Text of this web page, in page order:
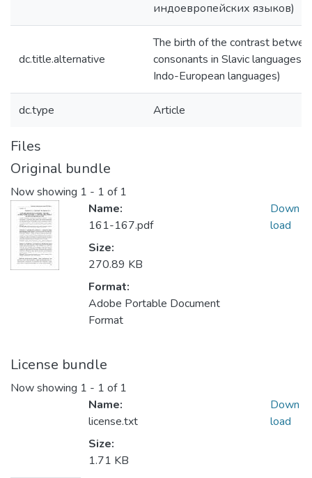
индоевропейских языков)
dc.title.alternative
The birth of the contrast
consonants in Slavic languages
Indo-European languages)
dc.type Article
Files
Original bundle
Now showing 1 - 1 of 1
Name:
161-167.pdf
Size:
270.89 KB
Format:
Adobe Portable Document
Format
Down
load
License bundle
Now showing 1 - 1 of 1
Name:
license.txt
Size:
1.71 KB
Down
load